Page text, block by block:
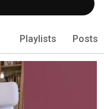
Playlists Posts